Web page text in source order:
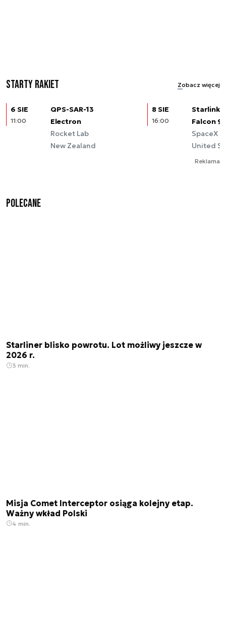
Starty rakiet Zobacz więcej
6 SIE
11:00
QPS-SAR-13
Electron
Rocket Lab
New Zealand
8 SIE
16:00
Starlink
Falcon 9
SpaceX
United
Reklama
Polecane
Starliner blisko powrotu. Lot możliwy jeszcze w
2026 r.
3 min.
Misja Comet Interceptor osiąga kolejny etap.
Ważny wkład Polski
4 min.